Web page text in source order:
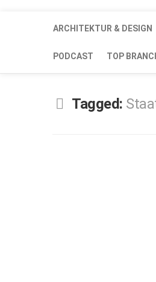
ARCHITEKTUR & DESIGN
PODCAST TOP
Tagged: